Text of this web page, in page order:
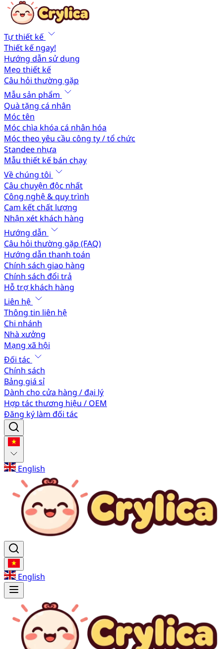
Tự thiết kế
Thiết kế ngay!
Hướng dẫn sử dụng
Mẹo thiết kế
Câu hỏi thường gặp
Mẫu sản phẩm
Quà tặng cá nhân
Móc tên
Móc chìa khóa cá nhân hóa
Móc theo yêu cầu công ty / tổ chức
Standee nhựa
Mẫu thiết kế bán chạy
Về chúng tôi
Câu chuyện độc nhất
Công nghệ & quy trình
Cam kết chất lượng
Nhận xét khách hàng
Hướng dẫn
Câu hỏi thường gặp (FAQ)
Hướng dẫn thanh toán
Chính sách giao hàng
Chính sách đổi trả
Hỗ trợ khách hàng
Liên hệ
Thông tin liên hệ
Chi nhánh
Nhà xưởng
Mạng xã hội
Đối tác
Chính sách
Bảng giá sỉ
Dành cho cửa hàng / đại lý
Hợp tác thương hiệu / OEM
Đăng ký làm đối tác
English
English